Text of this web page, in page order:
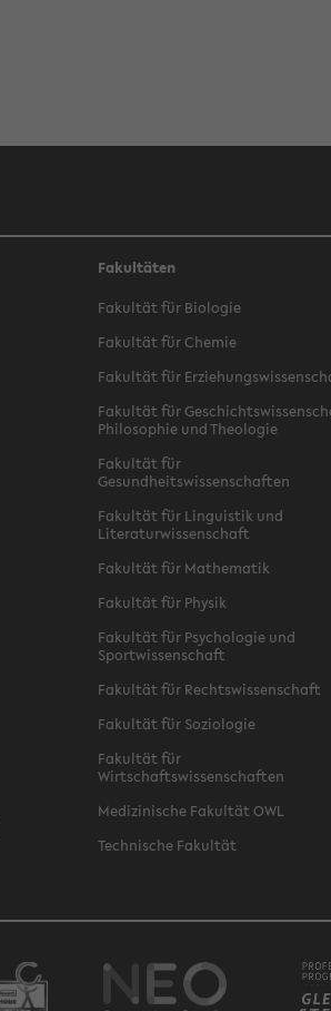
Fakultäten
Fakultät für Biologie
Fakultät für Chemie
Fakultät für
Fakultät für
Philosophie und Theologie
Fakultät für
Gesundheitswissenschaften
Fakultät für Linguistik und
Literaturwissenschaft
Fakultät für Mathematik
Fakultät für Physik
Fakultät für Psychologie und
Sportwissenschaft
Fakultät für Rechtswissenschaft
Fakultät für Soziologie
Fakultät für
Wirtschaftswissenschaften
Medizinische Fakultät OWL
Technische Fakultät